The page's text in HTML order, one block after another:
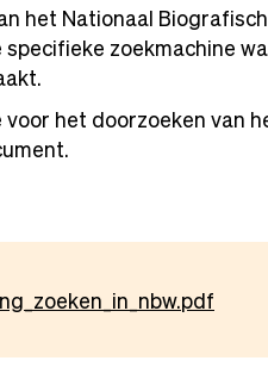
het Nationaal
zoekmachine
het doorzoeken van